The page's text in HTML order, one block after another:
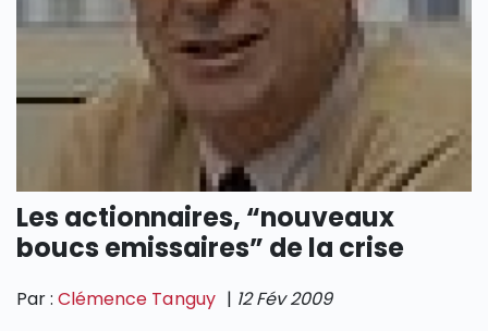
CATÉGORIES
Les actionnaires, “nouveaux
boucs emissaires” de la crise
Par :Clémence Tanguy | 12 Fév 2009